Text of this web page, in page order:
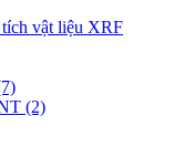
vật liệu XRF
(2)